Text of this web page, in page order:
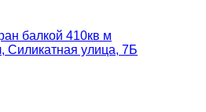
балкой 410кв м
Силикатная улица, 7Б